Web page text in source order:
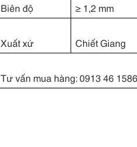
Biên độ ≥ 1,2 mm
Xuất xứ Chiết Giang
Tư vấn mua hàng: 0913 46